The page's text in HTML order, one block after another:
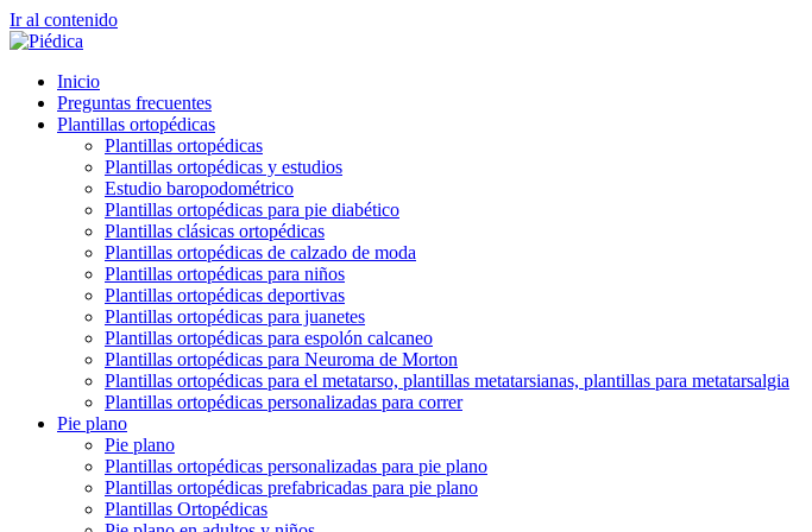
Ir al contenido
Inicio
Preguntas frecuentes
Plantillas ortopédicas
Plantillas ortopédicas
Plantillas ortopédicas y estudios
Estudio baropodométrico
Plantillas ortopédicas para pie diabético
Plantillas clásicas ortopédicas
Plantillas ortopédicas de calzado de moda
Plantillas ortopédicas para niños
Plantillas ortopédicas deportivas
Plantillas ortopédicas para juanetes
Plantillas ortopédicas para espolón calcaneo
Plantillas ortopédicas para Neuroma de Morton
Plantillas ortopédicas para el metatarso, plantillas metatarsianas, plantillas para metatarsalgia
Plantillas ortopédicas personalizadas para correr
Pie plano
Pie plano
Plantillas ortopédicas personalizadas para pie plano
Plantillas ortopédicas prefabricadas para pie plano
Plantillas Ortopédicas